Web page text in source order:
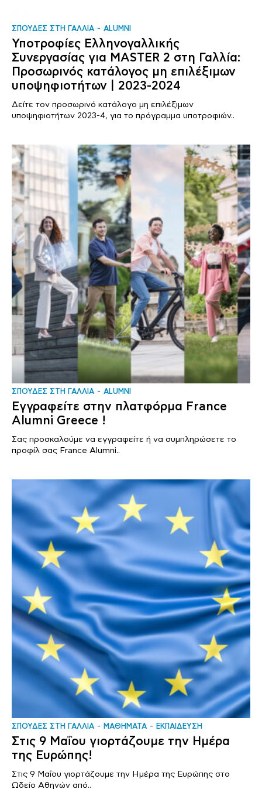
ΣΠΟΥΔΕΣ ΣΤΗ ΓΑΛΛΙΑ ALUMNI
Υποτροφίες Ελληνογαλλικής
Συνεργασίας για MASTER 2 στη Γαλλία:
Προσωρινός κατάλογος μη επιλέξιμων
υποψηφιοτήτων | 2023-2024
Δείτε τον προσωρινό κατάλογο μη επιλέξιμων
υποψηφιοτήτων 2023-4, για το πρόγραμμα υποτροφιών..
ΣΠΟΥΔΕΣ ΣΤΗ ΓΑΛΛΙΑ ALUMNI
Εγγραφείτε στην πλατφόρμα France
Alumni Greece !
Σας προσκαλούμε να εγγραφείτε ή να συμπληρώσετε το
προφίλ σας France Alumni..
ΣΠΟΥΔΕΣ ΣΤΗ ΓΑΛΛΙΑ ΜΑΘΗΜΑΤΑ ΕΚΠΑΙΔΕΥΣΗ
Στις 9 Μαΐου γιορτάζουμε την Ημέρα
της Ευρώπης!
Στις 9 Μαΐου γιορτάζουμε την Ημέρα της Ευρώπης στο
Ωδείο Αθηνών από..